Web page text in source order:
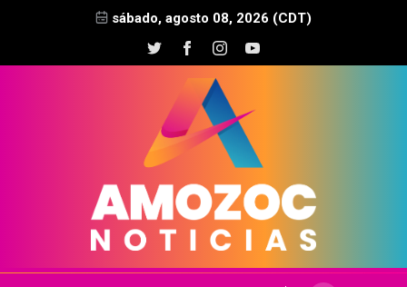
sábado, agosto 08, 2026 (CDT)